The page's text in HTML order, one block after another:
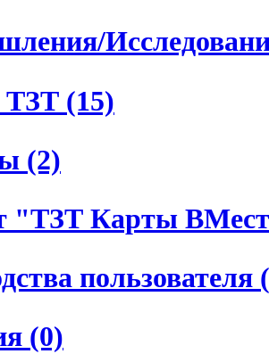
(15)
(2)
"ТЗТ Карты
пользователя
(0)